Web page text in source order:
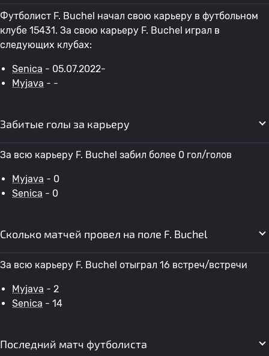
Футболист F. Buchel начал свою карьеру в футбольном
клубе 15431. За свою карьеру F. Buchel играл в
следующих клубах:
Senica - 05.07.2022-
Myjava - -
Забитые голы за карьеру
За всю карьеру F. Buchel забил более 0 гол/голов
Myjava - 0
Senica - 0
Сколько матчей провел на поле F. Buchel
За всю карьеру F. Buchel отыграл 16 встреч/встречи
Myjava - 2
Senica - 14
Последний матч футболиста